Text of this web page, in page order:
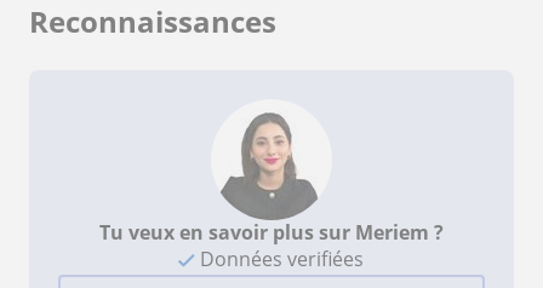
Reconnaissances
Tu veux en savoir plus sur Meriem ?
Données verifiées